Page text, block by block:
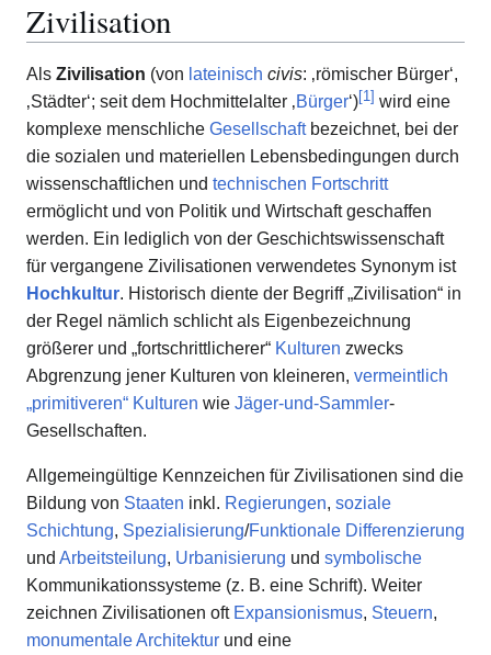
Zivilisation
Als Zivilisation (von lateinisch civis: ‚römischer Bürger‘,
‚Städter‘; seit dem Hochmittelalter ‚Bürger‘)[1] wird eine
komplexe menschliche Gesellschaftbezeichnet, bei der
die sozialen und materiellen Lebensbedingungen durch
wissenschaftlichen und technischen Fortschritt
ermöglicht und von Politik und Wirtschaft geschaffen
werden. Ein lediglich von der Geschichtswissenschaft
für vergangene Zivilisationen verwendetes Synonym ist
Hochkultur. Historisch diente der Begriff „Zivilisation“ in
der Regel nämlich schlicht als Eigenbezeichnung
größerer und „fortschrittlicherer“ Kulturen zwecks
Abgrenzung jener Kulturen von kleineren, vermeintlich
„primitiveren“ Kulturen wie Jäger-und-Sammler-
Gesellschaften.
Allgemeingültige Kennzeichen für Zivilisationen sind die
Bildung von Staaten inkl. Regierungen, soziale
Schichtung, Spezialisierung/Funktionale Differenzierung
und Arbeitsteilung, Urbanisierung und symbolische
Kommunikationssysteme (z. B. eine Schrift). Weiter
zeichnen Zivilisationen oft Expansionismus, Steuern,
monumentale Architektur und eine